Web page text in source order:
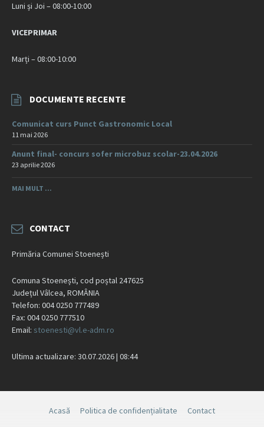
Luni și Joi – 08:00-10:00
VICEPRIMAR
Marți – 08:00-10:00
DOCUMENTE RECENTE
Comunicat curs Punct Gastronomic Local
11 mai 2026
Anunt final- concurs sofer microbuz scolar-23.04.2026
23 aprilie 2026
MAI MULT ...
CONTACT
Primăria Comunei Stoenești
Comuna Stoenești, cod poștal 247625
Județul Vâlcea, ROMÂNIA
Telefon: 004 0250 777489
Fax: 004 0250 777510
Email: stoenesti@vl.e-adm.ro
Ultima actualizare: 30.07.2026 | 08:44
Acasă Politica de confidențialitate Contact